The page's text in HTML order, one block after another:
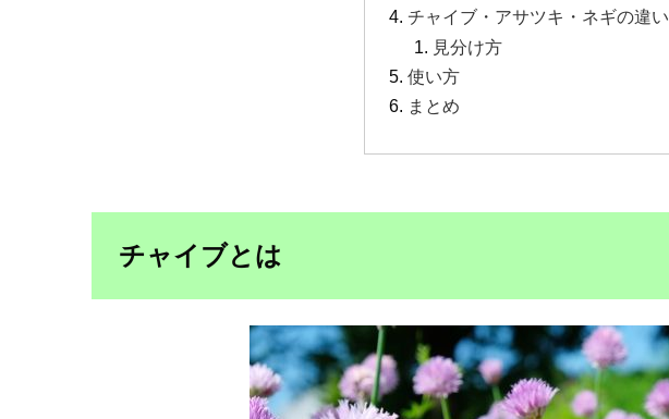
チャイブ・アサツキ・ネギの違い
見分け方
使い方
まとめ
チャイブとは